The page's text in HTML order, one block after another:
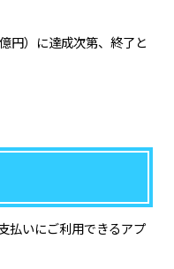
円）に達成次第、終了と
払いにご利用できるアプ